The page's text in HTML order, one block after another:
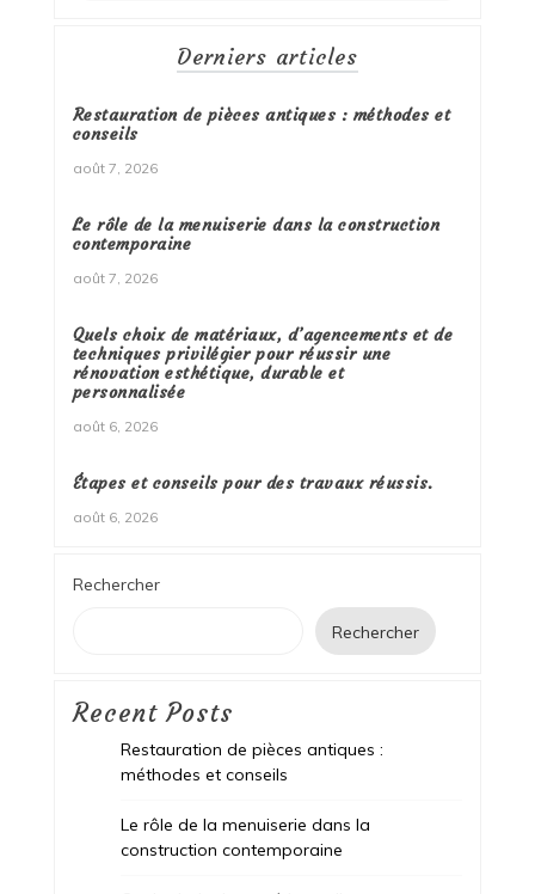
Derniers articles
Restauration de pièces antiques : méthodes et
conseils
août 7, 2026
Le rôle de la menuiserie dans la construction
contemporaine
août 7, 2026
Quels choix de matériaux, d’agencements et de
techniques privilégier pour réussir une
rénovation esthétique, durable et
personnalisée
août 6, 2026
Étapes et conseils pour des travaux réussis.
août 6, 2026
Rechercher
Rechercher
Recent Posts
Restauration de pièces antiques :
méthodes et conseils
Le rôle de la menuiserie dans la
construction contemporaine